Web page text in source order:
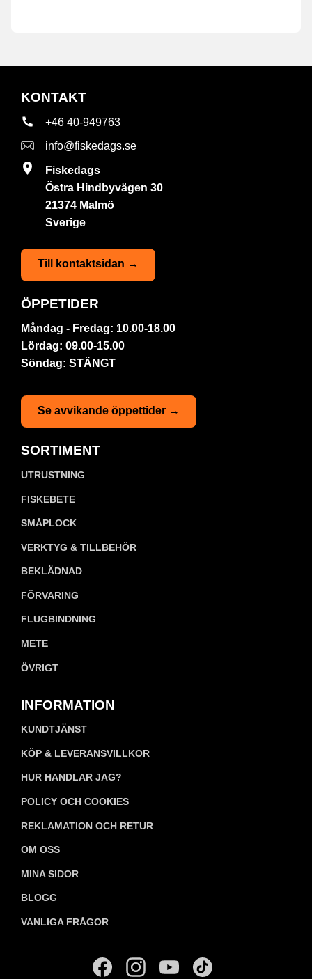
KONTAKT
+46 40-949763
info@fiskedags.se
Fiskedags
Östra Hindbyvägen 30
21374 Malmö
Sverige
Till kontaktsidan →
ÖPPETIDER
Måndag - Fredag: 10.00-18.00
Lördag: 09.00-15.00
Söndag: STÄNGT
Se avvikande öppettider →
SORTIMENT
UTRUSTNING
FISKEBETE
SMÅPLOCK
VERKTYG & TILLBEHÖR
BEKLÄDNAD
FÖRVARING
FLUGBINDNING
METE
ÖVRIGT
INFORMATION
KUNDTJÄNST
KÖP & LEVERANSVILLKOR
HUR HANDLAR JAG?
POLICY OCH COOKIES
REKLAMATION OCH RETUR
OM OSS
MINA SIDOR
BLOGG
VANLIGA FRÅGOR